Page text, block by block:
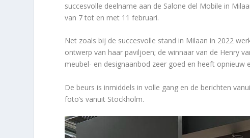
succesvolle deelname aan de Salone del Mobile in
van 7 tot en met 11 februari.
Net zoals bij de succesvolle stand in Milaan in 2022
ontwerp van haar paviljoen; de winnaar van de Henry
meubel- en designaanbod zeer goed en heeft
De beurs is inmiddels in volle gang en de berichten
foto’s vanuit Stockholm.